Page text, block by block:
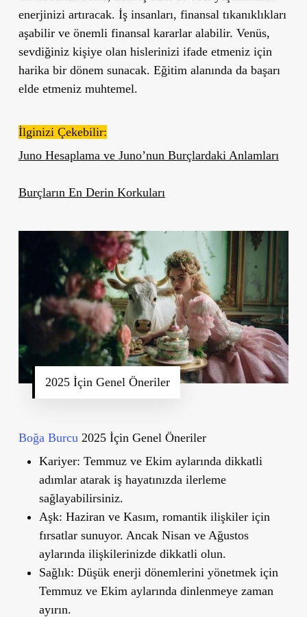
enerjinizi artıracak. İş insanları, finansal tıkanıklıkları
aşabilir ve önemli finansal kararlar alabilir. Venüs,
sevdiğiniz kişiye olan hislerinizi ifade etmeniz için
harika bir dönem sunacak. Eğitim alanında da başarı
elde etmeniz muhtemel.
İlginizi Çekebilir:
Juno Hesaplama ve Juno’nun Burçlardaki Anlamları
Burçların En Derin Korkuları
2025 İçin Genel Öneriler
Boğa Burcu 2025 İçin Genel Öneriler
Kariyer: Temmuz ve Ekim aylarında dikkatli
adımlar atarak iş hayatınızda ilerleme
sağlayabilirsiniz.
Aşk: Haziran ve Kasım, romantik ilişkiler için
fırsatlar sunuyor. Ancak Nisan ve Ağustos
aylarında ilişkilerinizde dikkatli olun.
Sağlık: Düşük enerji dönemlerini yönetmek için
Temmuz ve Ekim aylarında dinlenmeye zaman
ayırın.